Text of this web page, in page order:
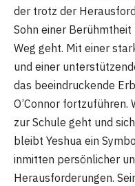
der trotz der
Sohn einer
Weg geht. Mit einer
und einer
das beeindruckende
O’Connor fortzuführen.
zur Schule geht und
bleibt Yeshua ein
inmitten persönlicher
Herausforderungen.